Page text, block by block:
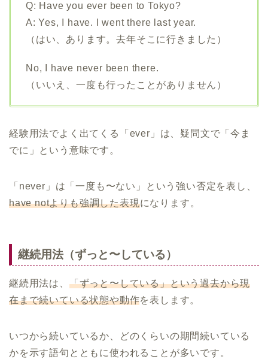
Q: Have you ever been to Tokyo?
A: Yes, I have. I went there last year.
（はい、あります。去年そこに行きました）
No, I have never been there.
（いいえ、一度も行ったことがありません）
経験用法でよく出てくる「ever」は、疑問文で「今ま
でに」という意味です。
「never」は「一度も〜ない」という強い否定を表し、
have notよりも強調した表現になります。
継続用法（ずっと〜している）
継続用法は、 「ずっと〜している」という過去から現
在まで続いている状態や動作を表します。
いつから続いているか、どのくらいの期間続いている
かを示す語句とともに使われることが多いです。